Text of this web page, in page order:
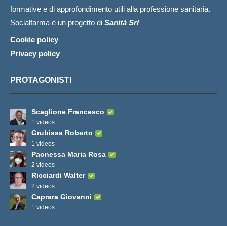
formative e di approfondimento utili alla professione sanitaria.
Socialfarma è un progetto di Sanità Srl
Cookie policy
Privacy policy
PROTAGONISTI
Scaglione Francesco
1 videos
Grubissa Roberto
1 videos
Paonessa Maria Rosa
2 videos
Ricciardi Walter
2 videos
Caprara Giovanni
1 videos